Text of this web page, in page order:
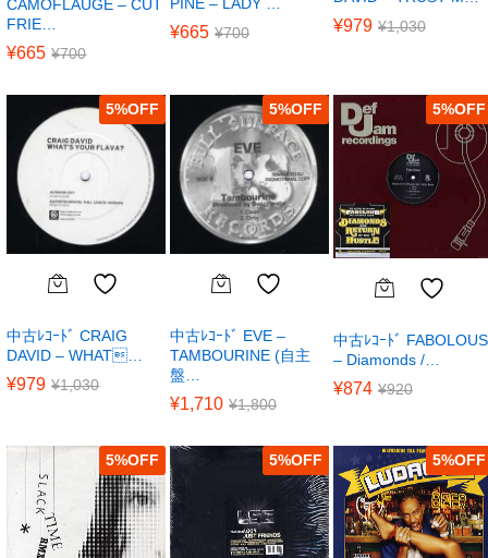
CAMOFLAUGE – CUT
FRIE…
¥665 ¥700
PINE – LADY …
¥665 ¥700 ¥979 ¥1,030
5%
中古ﾚｺｰﾄﾞ CRAIG
DAVID – WHAT…
¥979 ¥1,030
5%
中古ﾚｺｰﾄﾞ EVE –
TAMBOURINE (自主
盤…
¥1,710 ¥1,800
5%
中古ﾚｺｰﾄﾞ FABOLOUS
– Diamonds /…
¥874 ¥920
5% 5% 5%